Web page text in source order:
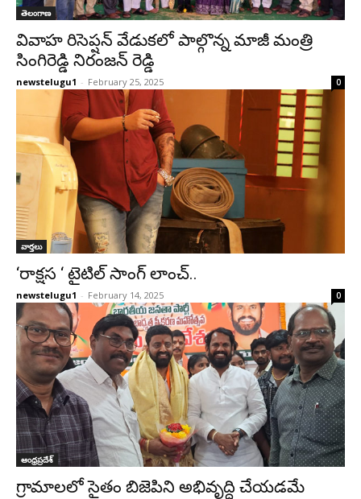
తెలంగాణ
వివాహ రిసెప్షన్ వేడుకలో పాల్గొన్న మాజీ మంత్రి
సింగిరెడ్డి నిరంజన్ రెడ్డి
newstelugu1 - February 25, 2025 0
వార్తలు
‘రాక్షస ‘ టైటిల్ సాంగ్ లాంచ్..
newstelugu1 - February 14, 2025 0
ఆంధ్రప్రదేశ్‌
గ్రామాలలో సైతం బిజెపిని అభివృద్ధి చేయడమే